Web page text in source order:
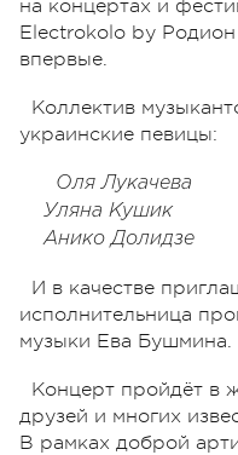
на концертах и
Electrokolo by
впервые.
Коллектив
украинские певицы:
Оля Лукачева
Уляна Кушик
Анико Долидзе
И в качестве
исполнительница
музыки Ева Бушмина.
Концерт пройдёт в
друзей и многих
В рамках доброй